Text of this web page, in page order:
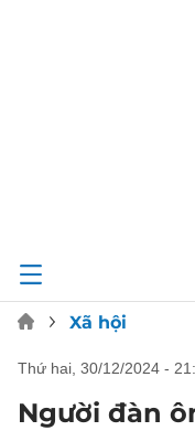
Xã hội
thứ hai, 30/12/2024 -
Người đàn